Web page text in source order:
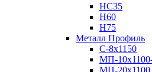
НС35
Н60
H75
Металл Профиль
С-8х1150
МП-